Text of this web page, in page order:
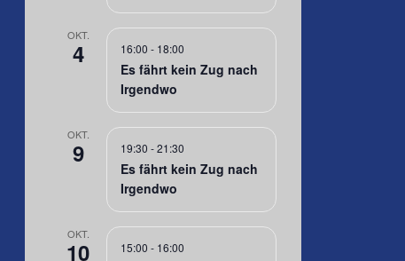
OKT.
4 16:00 - 18:00
Es fährt kein Zug nach
Irgendwo
OKT.
9 19:30 -21:30
Es fährt kein Zug nach
Irgendwo
OKT.
10 15:00 - 16:00